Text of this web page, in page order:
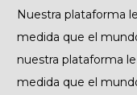
Nuestra plataforma
medida que el
nuestra plataforma
medida que el